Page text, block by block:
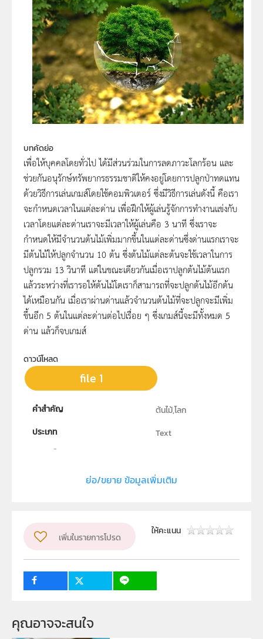
บทคัดย่อ
เพื่อให้บุคคลโดยทั่วไป ได้มีส่วนร่วมในการลดภาวะโลกร้อน และ
ช่วยกันอนุรักษ์ทรัพยากรธรรมชาติให้คงอยู่โดยการปลูกป่าทดแทน
ด้วยวิธีการเล่นเกมส์โดยใช้คอมพิวเตอร์ ซึ่งมีวิธีการเล่นดังนี้ คือเรา
จะกำหนดเวลาในแต่ละด่าน เพื่อฝึกให้ผู้เล่นรู้จักการทำงานแข่งกับ
เวลาโดยแต่ละด่านเราจะมีเวลาให้ผู้เล่นคือ 3 นาที ซึ่งเราจะ
กำหนดให้มีจำนวนต้นไม้เพิ่มมากขึ้นในแต่ละด่านซึ่งด่านแรกเราจะ
มีต้นไม้ให้ปลูกจำนวน 10 ต้น ซึ่งต้นไม้แต่ละต้นจะใช้เวลาในการ
ปลูกรวม 13 วินาที แต่ในขณะเดียวกันเมื่อเราปลูกต้นไม้ต้นแรก
แล้วระหว่างที่เรารอให้ต้นไม้โตเราก็สามารถที่จะปลูกต้นไม้อีกต้น
ได้เหมือนกัน เมื่อเราผ่านด่านแล้วจำนวนต้นไม้ที่จะปลูกจะมีเพิ่ม
ขึ้นอีก 5 ต้นในแต่ละด่านต่อไปเรื่อย ๆ ซึ่งเกมส์นี้จะมีทั้งหมด 5
ด่าน แล้วก็จบเกมส์
ดาวน์โหลด
file 1
คำสำคัญ
ต้นไม้,โลก
ประเภท
Text
ระดับชั้น
ม.1, ม.2, ม.3, ม.4, ม.5, ม.6
กลุ่มเป้าหมาย
ย่อ/ขยาย ข้อมูลเพิ่มเติม
เพิ่มในรายการโปรด
ให้คะแนน
คุณอาจจะสนใจ